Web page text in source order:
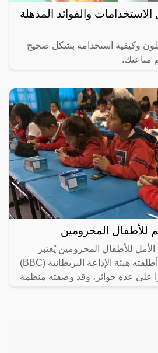
والفوائد المذهلة
وكيفية استخدامه بشكل صحيح
مناعتك.
للأطفال المحرومين
للأطفال المحرومين يُعتبر
برنامج "درس" الذي أطلقته هيئة الإذاعة البريطانية (BBC)
على عدة جوائز، وقد وصفته منظمة